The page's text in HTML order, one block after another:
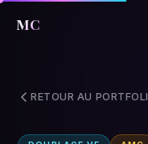
MC
RETOUR AU